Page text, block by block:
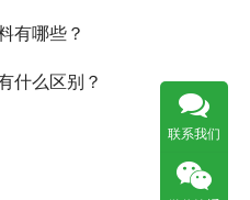
有哪些？
什么区别？
联系我们